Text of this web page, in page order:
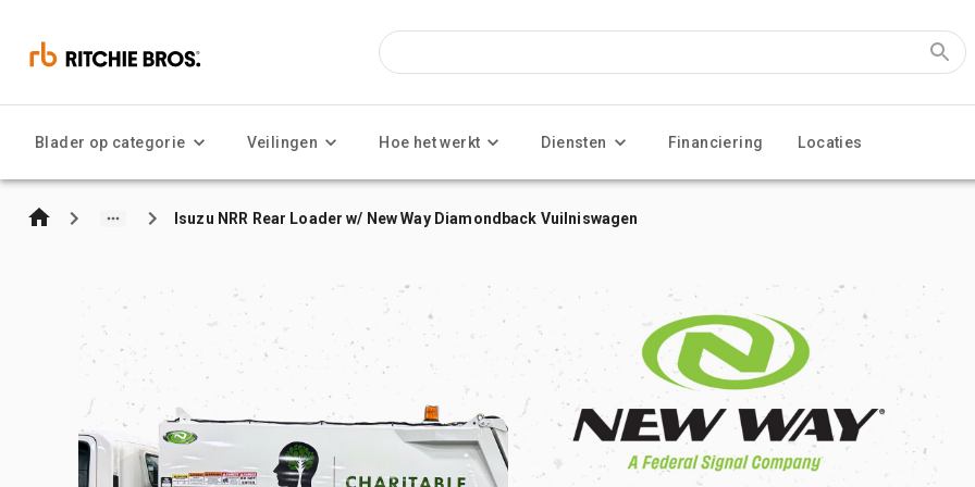
Blader op categorie Veilingen Hoe het werkt Diensten Financiering Locaties
Isuzu NRR Rear Loader w/ New Way Diamondback Vuilniswagen